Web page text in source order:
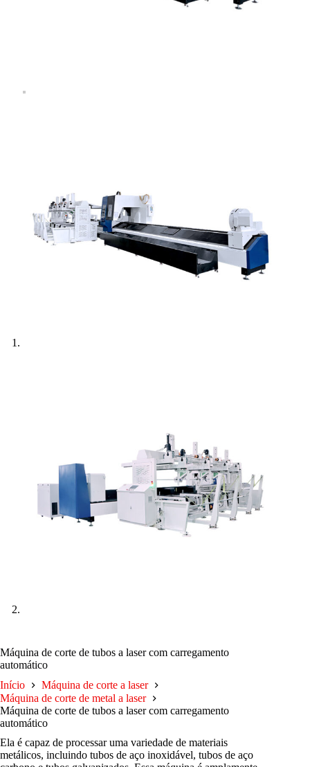
Máquina de corte de tubos a laser com carregamento
automático
Início
Máquina de corte a laser
Máquina de corte de metal a laser
Máquina de corte de tubos a laser com carregamento
automático
Ela é capaz de processar uma variedade de materiais
metálicos, incluindo tubos de aço inoxidável, tubos de aço